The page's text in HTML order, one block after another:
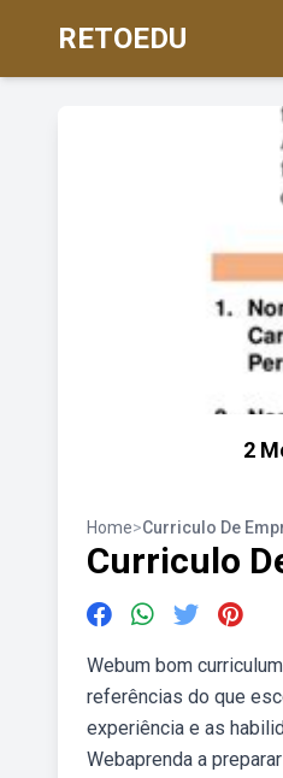
RETOEDU
2
Home>Curriculo De
Curriculo
Webum bom
referências do que
experiência e as
Webaprenda a